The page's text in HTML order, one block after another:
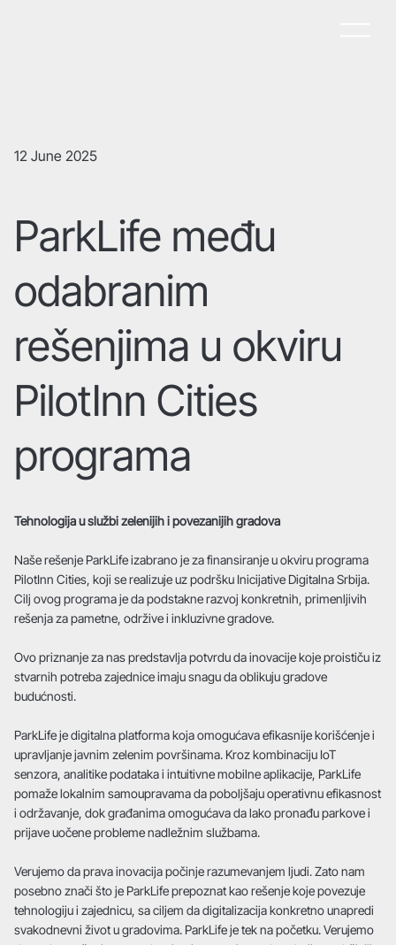
12 June 2025
ParkLife među
odabranim
rešenjima u okviru
PilotInn Cities
programa
Tehnologija u službi zelenijih i povezanijih gradova
Naše rešenje ParkLife izabrano je za finansiranje u okviru programa
PilotInn Cities, koji se realizuje uz podršku Inicijative Digitalna Srbija.
Cilj ovog programa je da podstakne razvoj konkretnih, primenljivih
rešenja za pametne, održive i inkluzivne gradove.
Ovo priznanje za nas predstavlja potvrdu da inovacije koje proističu iz
stvarnih potreba zajednice imaju snagu da oblikuju gradove
budućnosti.
ParkLife je digitalna platforma koja omogućava efikasnije korišćenje i
upravljanje javnim zelenim površinama. Kroz kombinaciju IoT
senzora, analitike podataka i intuitivne mobilne aplikacije, ParkLife
pomaže lokalnim samoupravama da poboljšaju operativnu efikasnost
i održavanje, dok građanima omogućava da lako pronađu parkove i
prijave uočene probleme nadležnim službama.
Verujemo da prava inovacija počinje razumevanjem ljudi. Zato nam
posebno znači što je ParkLife prepoznat kao rešenje koje povezuje
tehnologiju i zajednicu, sa ciljem da digitalizacija konkretno unapredi
svakodnevni život u gradovima. ParkLife je tek na početku. Verujemo